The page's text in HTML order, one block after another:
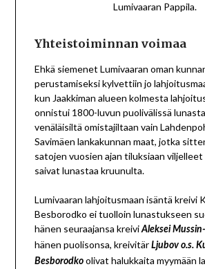
Lumivaaran Pappila.
Yhteistoiminnan voimaa
Ehkä siemenet Lumivaaran oman
perustamiseksi kylvettiin jo
kun Jaakkiman alueen kolmesta
onnistui 1800-luvun puolivälissä
venäläisiltä omistajiltaan vain
Savimäen lankakunnan maat, jotka
satojen vuosien ajan tiluksiaan
saivat lunastaa kruunulta.
Lumivaaran lahjoitusmaan isäntä kreivi
Besborodko ei tuolloin lunastukseen
hänen seuraajansa kreivi Aleksei
hänen puolisonsa, kreivitär Ljubov o.s.
Besborodko olivat halukkaita myymään